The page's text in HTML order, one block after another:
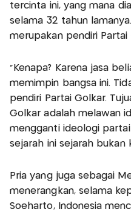
tercinta ini, yang mana
selama 32 tahun
merupakan pendiri Partai
"Kenapa? Karena jasa
memimpin bangsa ini.
pendiri Partai Golkar.
Golkar adalah melawan
mengganti ideologi partai
sejarah ini sejarah bukan
Pria yang juga sebagai
menerangkan, selama
Soeharto, Indonesia